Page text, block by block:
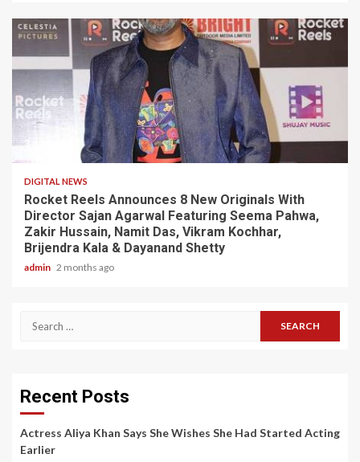
3 min read
DIGITAL NEWS
Rocket Reels Announces 8 New Originals With
Director Sajan Agarwal Featuring Seema Pahwa,
Zakir Hussain, Namit Das, Vikram Kochhar,
Brijendra Kala & Dayanand Shetty
admin 2 months ago
Search
Recent Posts
Actress Aliya Khan Says She Wishes She Had Started Acting
Earlier